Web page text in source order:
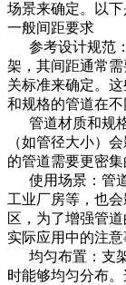
场景来确定。以
一般间距要求
参考设计规范‌
架，其间距通常
关标准来确定。
和规格的管道在不
管道材质和规
（如管径大小）
的管道需要更密
使用场景‌：管
工业厂房等，也
区，为了增强管
实际应用中的注意
均匀布置‌：支
时能够均匀分布